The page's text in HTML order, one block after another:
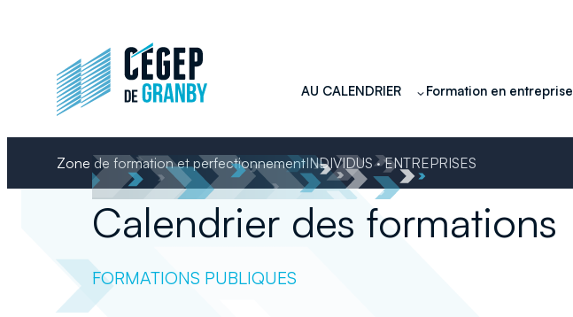
AU CALENDRIER
Formation en entreprise
Zone de formation et perfectionnementINDIVIDUS · ENTREPRISES
Calendrier des formations
FORMATIONS PUBLIQUES